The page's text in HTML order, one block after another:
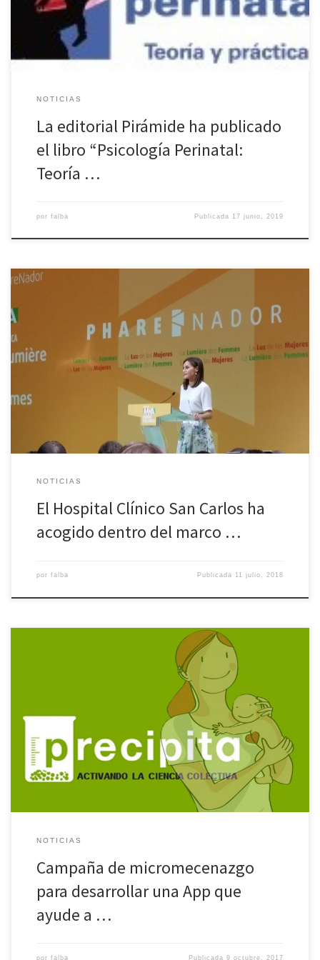
contenidos […]
NOTICIAS
La editorial Pirámide ha publicado
el libro “Psicología Perinatal:
Teoría …
por falba Publicada 17 junio, 2019
La Doctoranda ha iniciado un estudio sobre la relación entre la
depresión antenatal y diferentes factores endocrinos. Esta es una
nueva línea de investigación abierta dentro del Proyecto de
Investigación Mamás y Bebés. Este Proyecto de investigación lleva
funcionando desde el año 2014. Desde esa fecha, los
investigadores de la […]
NOTICIAS
El Hospital Clínico San Carlos ha
acogido dentro del marco …
por falba Publicada 11 julio, 2018
El grupo Mamas y Bebes, acaba de lanzar una campaña de
crowdfunding para desarrollar una aplicación informática que
ayude a prevenir la depresión antes, durante y tras el parto. La
campaña, desarrollada a través de la plataforma de la FECYT,
PRECIPITA, durará hasta primeros de enero y se enmarca en […]
NOTICIAS
Campaña de micromecenazgo
para desarrollar una App que
ayude a …
por falba Publicada9 octubre, 2017